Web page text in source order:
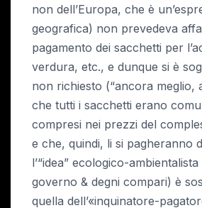
non dell’Europa, che è
geografica) non prevedeva
pagamento dei sacchetti per
verdura, etc., e dunque si è
non richiesto (“ancora meglio,
che tutti i sacchetti erano
compresi nei prezzi del
e che, quindi, li si pagheranno
l’“idea” ecologico-ambientalista
governo & degni compari) è
quella dell’«inquinatore-